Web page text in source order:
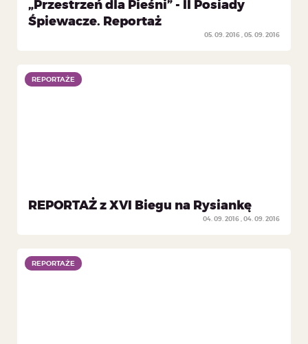
„Przestrzeń dla Pieśni” - II Posiady
Śpiewacze. Reportaż
05. 09. 2016 05. 09. 2016
REPORTAŻ z XVI Biegu na Rysiankę
REPORTAŻE
04. 09. 2016 04. 09. 2016
REPORTAŻE
REPORTAŻE
REPORTAŻE